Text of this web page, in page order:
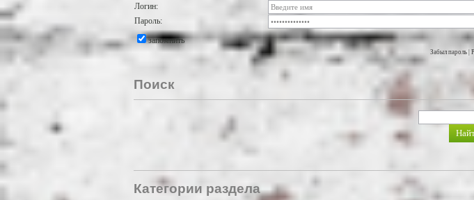
Логин:
Пароль:
запомнить
Забыл пароль
Поиск
Категории раздела